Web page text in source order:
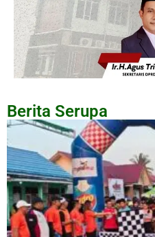
Berita Serupa